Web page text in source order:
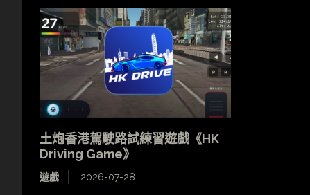
土炮香港駕駛路試練習遊戲《HK
Driving Game》
遊戲 2026-07-28